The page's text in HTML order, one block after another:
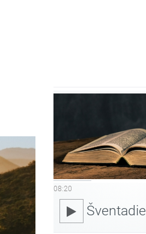
08:20